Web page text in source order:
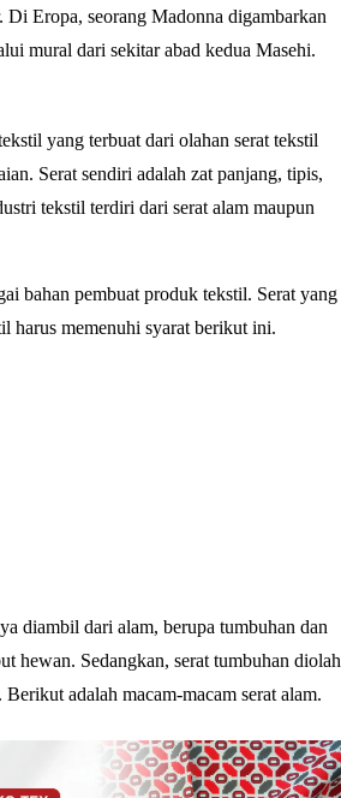
Eropa, seorang Madonna digambarkan
mural dari sekitar abad kedua Masehi.
yang terbuat dari olahan serat tekstil
Serat sendiri adalah zat panjang, tipis,
tekstil terdiri dari serat alam maupun
bahan pembuat produk tekstil. Serat yang
harus memenuhi syarat berikut ini.
diambil dari alam, berupa tumbuhan dan
hewan. Sedangkan, serat tumbuhan diolah
adalah macam-macam serat alam.